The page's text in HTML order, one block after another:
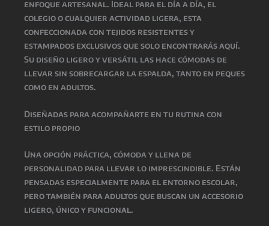
enfoque artesanal. Ideal para el día a día, el
colegio o cualquier actividad ligera, esta
confeccionada con tejidos resistentes y
estampados exclusivos que solo encontrarás aquí.
Su diseño ligero y versátil las hace cómodas de
llevar sin sobrecargar la espalda, tanto en peques
como en adultos.
Diseñadas para acompañarte en tu rutina con
estilo propio
Una opción práctica, cómoda y llena de
personalidad para llevar lo imprescindible. Están
pensadas especialmente para el entorno escolar,
pero también para adultos que buscan un accesorio
ligero, único y funcional.